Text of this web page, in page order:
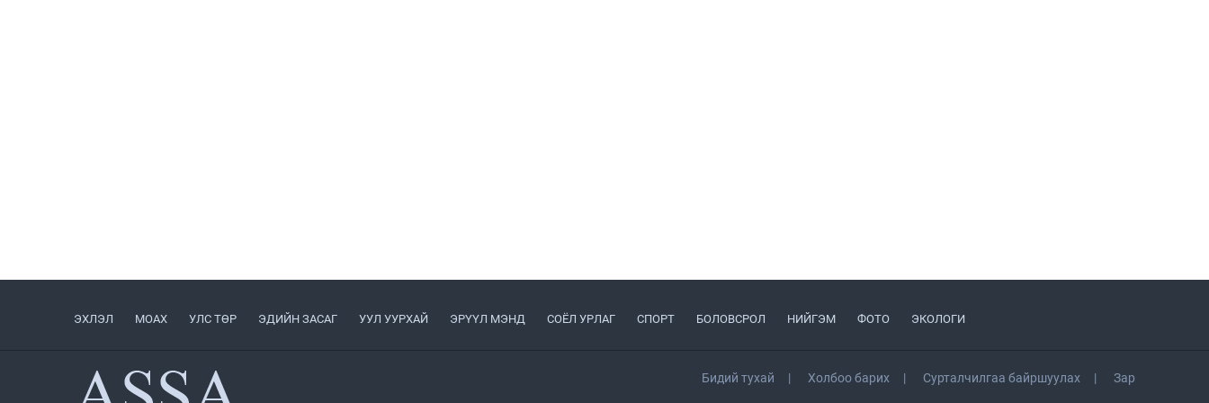
арга хэмжээний хаалт
ЭХЛЭЛ МОАХ УЛС ТӨР ЭДИЙН ЗАСАГ УУЛ УУРХАЙ ЭРҮҮЛ МЭНД СОЁЛ УРЛАГ СПОРТ БОЛОВСРОЛ НИЙГЭМ ФОТО ЭКОЛОГИ
Бидий тухай Холбоо барих Сурталчилгаа байршуулах Зар